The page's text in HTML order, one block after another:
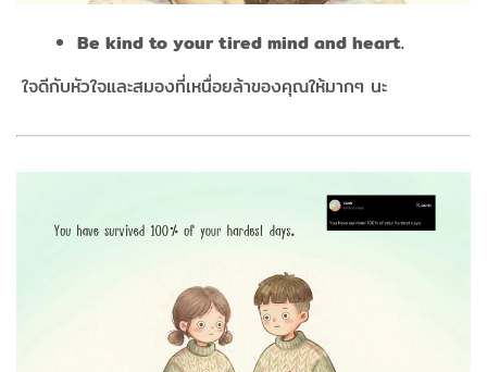
Be kind to your tired mind and heart.
ใจดีกับหัวใจและสมองที่เหนื่อยล้าของคุณให้มากๆ นะ